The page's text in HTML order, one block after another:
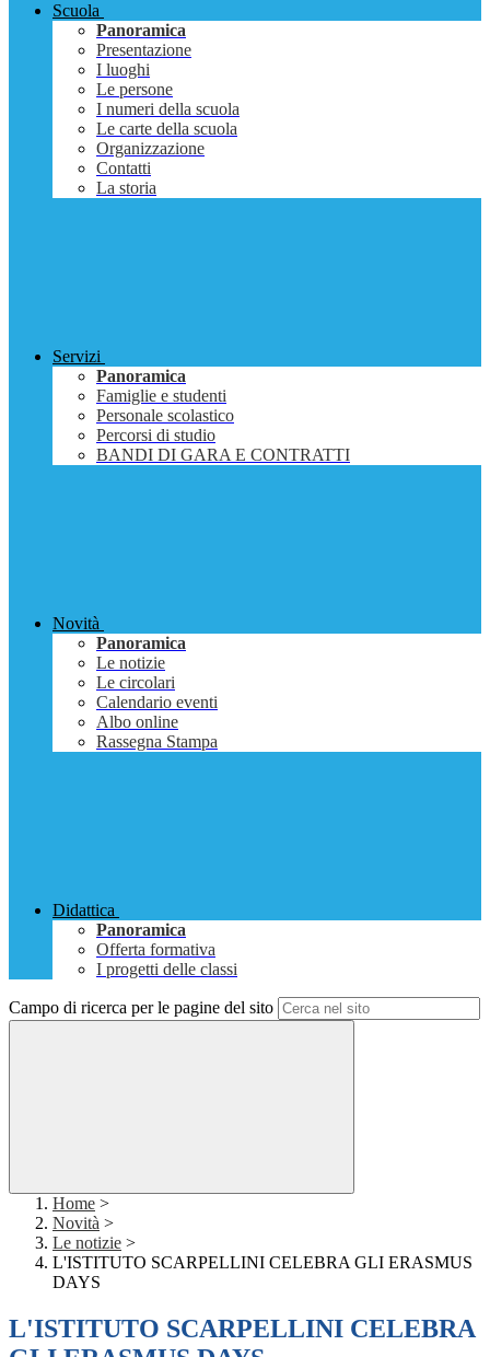
Scuola
Panoramica
Presentazione
I luoghi
Le persone
I numeri della scuola
Le carte della scuola
Organizzazione
Contatti
La storia
Servizi
Panoramica
Famiglie e studenti
Personale scolastico
Percorsi di studio
BANDI DI GARA E CONTRATTI
Novità
Panoramica
Le notizie
Le circolari
Calendario eventi
Albo online
Rassegna Stampa
Didattica
Panoramica
Offerta formativa
I progetti delle classi
Campo di ricerca per le pagine del sito
Home >
Novità >
Le notizie >
L'ISTITUTO SCARPELLINI CELEBRA GLI ERASMUS
DAYS
L'ISTITUTO SCARPELLINI CELEBRA